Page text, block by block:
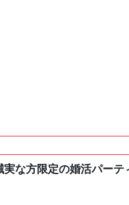
な方限定の婚活パーテ